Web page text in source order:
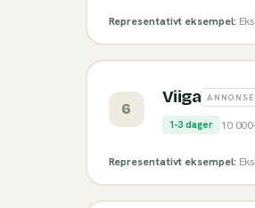
Representativt eksempel:
6
Viiga ANNONSE
1-3 dager 10 000
Representativt eksempel: